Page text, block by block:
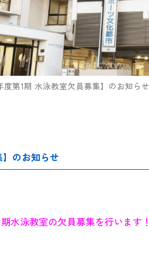
度第1期 水泳教室欠員募集】のお知らせ
】のお知らせ
水泳教室の欠員募集を行います！